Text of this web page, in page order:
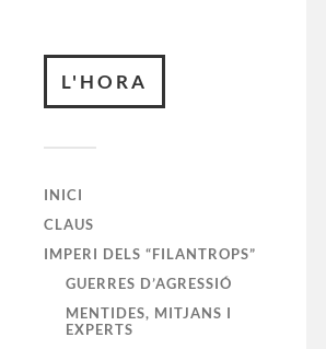
L'HORA
INICI
CLAUS
IMPERI DELS “FILANTROPS”
GUERRES D’AGRESSIÓ
MENTIDES, MITJANS I
EXPERTS